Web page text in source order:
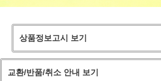
상품정보고시 보기
교환/반품/취소 안내 보기